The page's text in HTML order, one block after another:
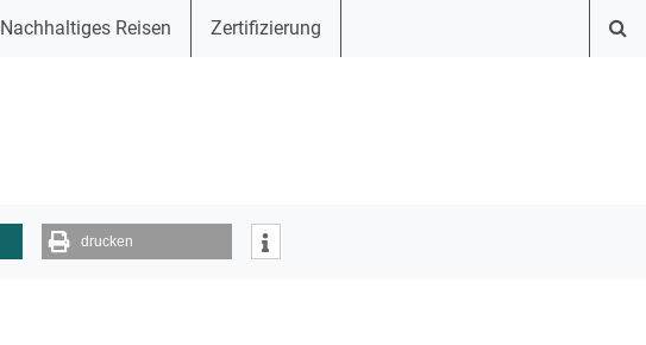
Nachhaltiges Reisen Zertifizierung
drucken